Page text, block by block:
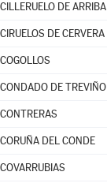
CILLERUELO DE ARRIBA
CIRUELOS DE CERVERA
COGOLLOS
CONDADO DE TREVIÑO
CONTRERAS
CORUÑA DEL CONDE
COVARRUBIAS